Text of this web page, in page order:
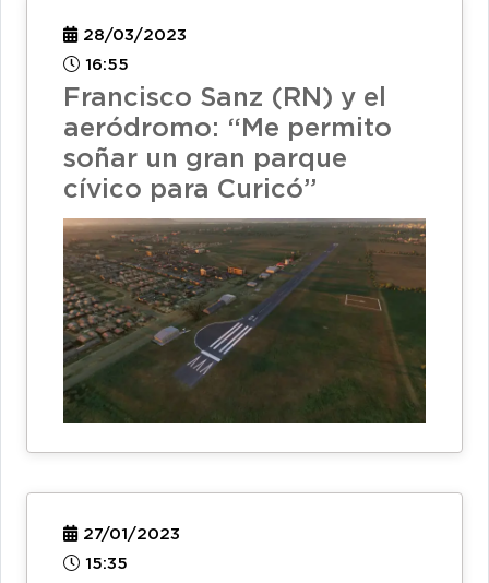
28/03/2023
16:55
Francisco Sanz (RN) y el
aeródromo: “Me permito
soñar un gran parque
cívico para Curicó”
27/01/2023
15:35